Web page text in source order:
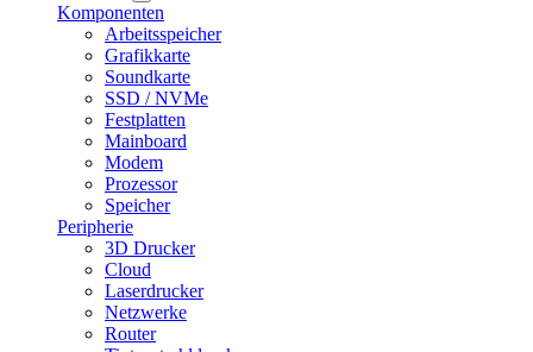
Komponenten
Arbeitsspeicher
Grafikkarte
Soundkarte
SSD / NVMe
Festplatten
Mainboard
Modem
Prozessor
Speicher
Peripherie
3D Drucker
Cloud
Laserdrucker
Netzwerke
Router